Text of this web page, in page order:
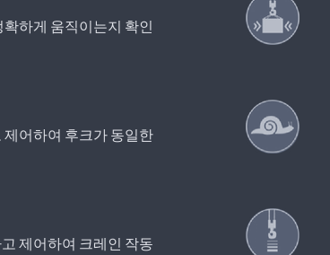
하게 움직이는지 확인
어하여 후크가 동일한
제어하여 크레인 작동